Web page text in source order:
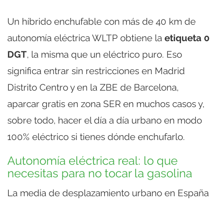
Un híbrido enchufable con más de 40 km de
autonomía eléctrica WLTP obtiene la etiqueta 0
DGT, la misma que un eléctrico puro. Eso
significa entrar sin restricciones en Madrid
Distrito Centro y en la ZBE de Barcelona,
aparcar gratis en zona SER en muchos casos y,
sobre todo, hacer el día a día urbano en modo
100% eléctrico si tienes dónde enchufarlo.
Autonomía eléctrica real: lo que
necesitas para no tocar la gasolina
La media de desplazamiento urbano en España